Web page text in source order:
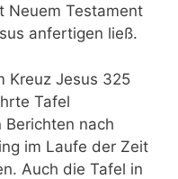
Neuem Testament
anfertigen ließ.
Kreuz Jesus 325
Tafel
Berichten nach
im Laufe der Zeit
Auch die Tafel in